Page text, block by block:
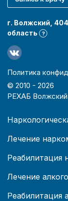
г. Волжский,
область
?
Политика
© 2010 - 2026
РЕХАБ Волжский
Лечение
Реабилитация
Лечение
Реабилитация